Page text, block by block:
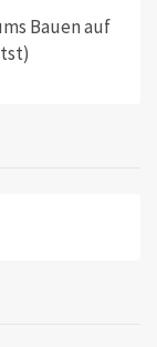
Bauen auf